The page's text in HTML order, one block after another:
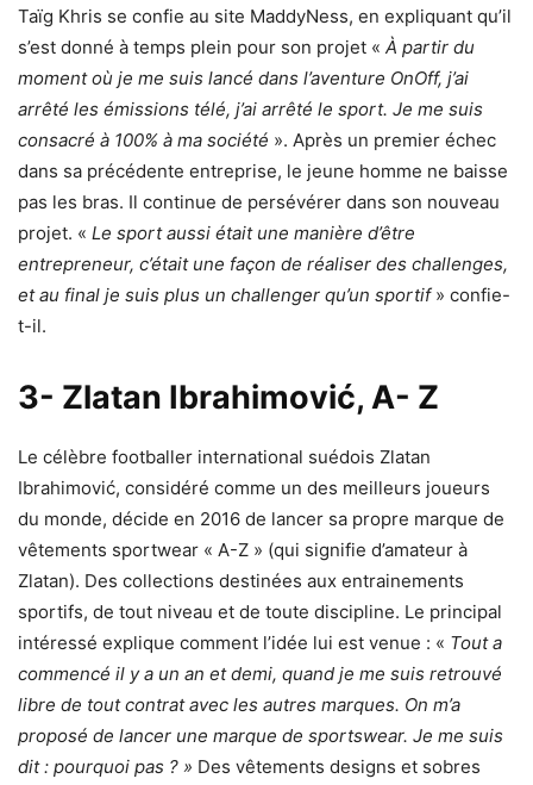
Taïg Khris se confie au site MaddyNess, en expliquant qu’il
s’est donné à temps plein pour son projet « À partir du
moment où je me suis lancé dans l’aventure OnOff, j’ai
arrêté les émissions télé, j’ai arrêté le sport. Je me suis
consacré à 100% à ma société ». Après un premier échec
dans sa précédente entreprise, le jeune homme ne baisse
pas les bras. Il continue de persévérer dans son nouveau
projet. « Le sport aussi était une manière d’être
entrepreneur, c’était une façon de réaliser des challenges,
et au final je suis plus un challenger qu’un sportif » confie-
t-il.
3- Zlatan Ibrahimović, A- Z
Le célèbre footballer international suédois Zlatan
Ibrahimović, considéré comme un des meilleurs joueurs
du monde, décide en 2016 de lancer sa propre marque de
vêtements sportwear « A-Z » (qui signifie d’amateur à
Zlatan). Des collections destinées aux entrainements
sportifs, de tout niveau et de toute discipline. Le principal
intéressé explique comment l’idée lui est venue : « Tout a
commencé il y a un an et demi, quand je me suis retrouvé
libre de tout contrat avec les autres marques. On m’a
proposé de lancer une marque de sportswear. Je me suis
dit : pourquoi pas ? » Des vêtements designs et sobres